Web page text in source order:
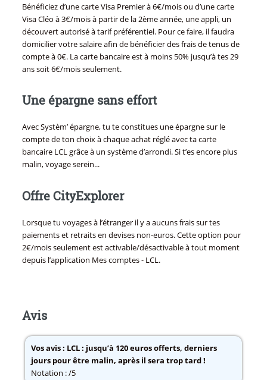
Bénéficiez d’une carte Visa Premier à 6€/mois ou d’une carte
Visa Cléo à 3€/mois à partir de la 2ème année, une appli, un
découvert autorisé à tarif préférentiel. Pour ce faire, il faudra
domicilier votre salaire afin de bénéficier des frais de tenus de
compte à 0€. La carte bancaire est à moins 50% jusqu’à tes 29
ans soit 6€/mois seulement.
Une épargne sans effort
Avec Systèm’ épargne, tu te constitues une épargne sur le
compte de ton choix à chaque achat réglé avec ta carte
bancaire LCL grâce à un système d’arrondi. Si t’es encore plus
malin, voyage serein...
Offre CityExplorer
Lorsque tu voyages à l’étranger il y a aucuns frais sur tes
paiements et retraits en devises non-euros. Cette option pour
2€/mois seulement est activable/désactivable à tout moment
depuis l’application Mes comptes - LCL.
Avis
Vos avis : LCL : jusqu’à 120 euros offerts, derniers
jours pour être malin, après il sera trop tard !
Notation : /5